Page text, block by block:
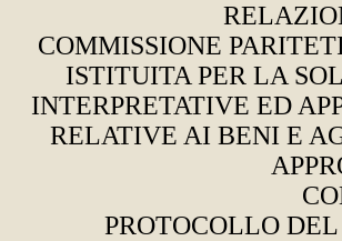
COMMISSIONE
ISTITUITA PER LA
INTERPRETATIVE ED
RELATIVE AI BENI E
PROTOCOLLO